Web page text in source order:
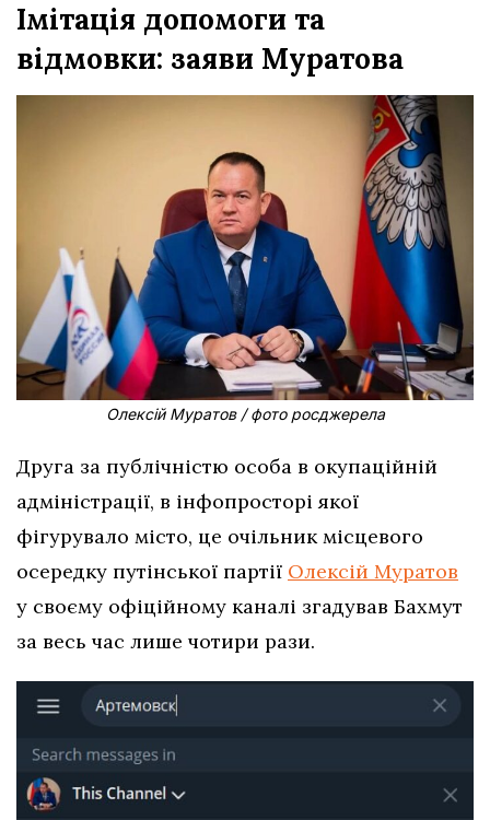
Імітація допомоги та
відмовки: заяви Муратова
Олексій Муратов / фото росджерела
Друга за публічністю особа в окупаційній
адміністрації, в інфопросторі якої
фігурувало місто, це очільник місцевого
осередку путінської партії Олексій Муратов
у своєму офіційному каналі згадував Бахмут
за весь час лише чотири рази.